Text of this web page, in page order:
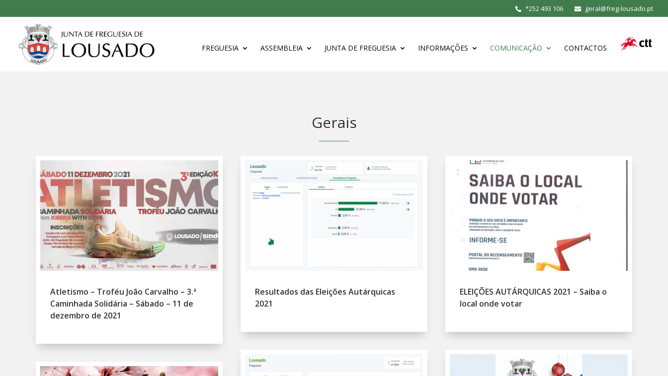
*252 493 106 geral@freg-lousado.pt
FREGUESIA ASSEMBLEIA JUNTA DE FREGUESIA INFORMAÇÕES COMUNICAÇÃO CONTACTOS
Gerais
Atletismo – Troféu João Carvalho – 3.ª
Caminhada Solidária – Sábado – 11 de
dezembro de 2021
Resultados das Eleições Autárquicas
2021
ELEIÇÕES AUTÁRQUICAS 2021 – Saiba o
local onde votar